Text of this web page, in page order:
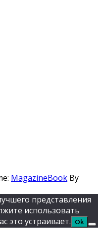
MagazineBook By
представления
использовать
это устраивает. Ok